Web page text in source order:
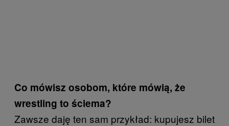
Co mówisz osobom, które mówią, że
wrestling to ściema?
Zawsze daję ten sam przykład: kupujesz bilet